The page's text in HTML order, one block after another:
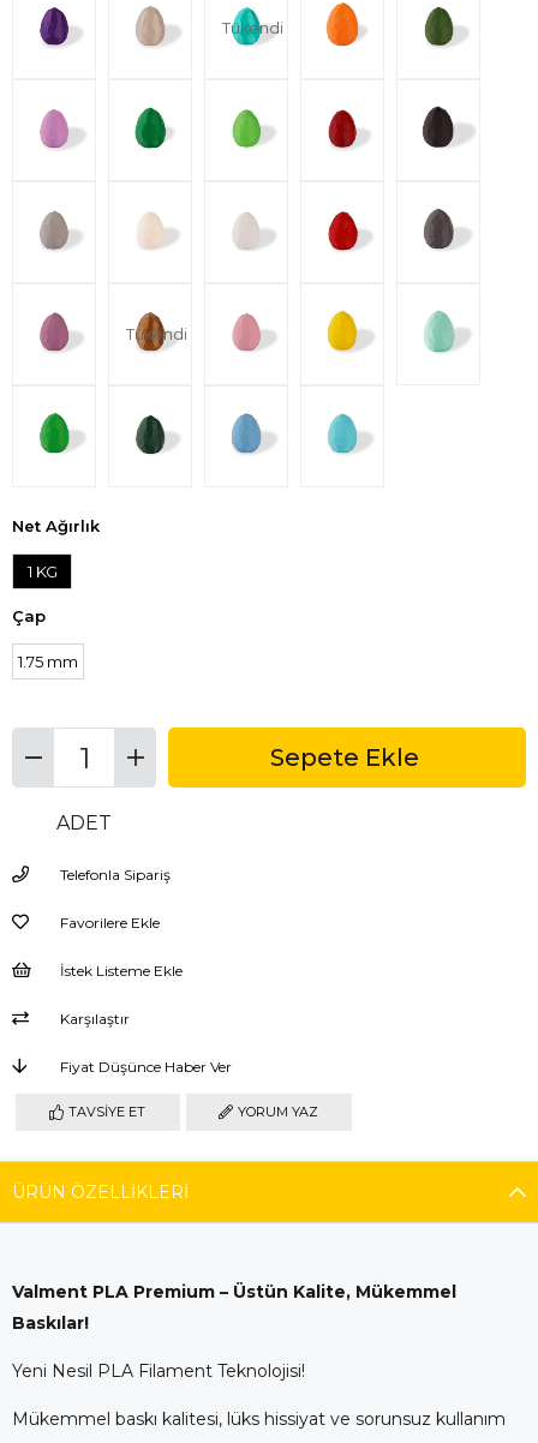
Tükendi
Tükendi
Net Ağırlık
1 KG
Çap
1.75 mm
ADET
Telefonla Sipariş
Favorilere Ekle
İstek Listeme Ekle
Karşılaştır
Fiyat Düşünce Haber Ver
TAVSIYE ET YORUM YAZ
ÜRÜN ÖZELLIKLERI
Valment PLA Premium – Üstün Kalite, Mükemmel
Baskılar!
Yeni Nesil PLA Filament Teknolojisi!
Mükemmel baskı kalitesi, lüks hissiyat ve sorunsuz kullanım